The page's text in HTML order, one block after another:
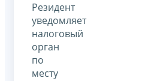
Резидент
уведомляет
налоговый
орган
по
месту